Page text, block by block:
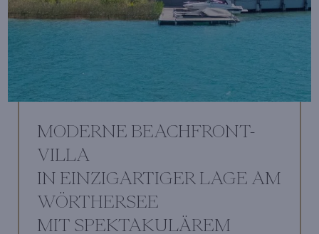
MODERNE BEACHFRONT-
VILLA
IN EINZIGARTIGER LAGE AM
WÖRTHERSEE
MIT SPEKTAKULÄREM